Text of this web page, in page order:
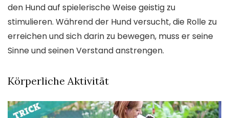
den Hund auf spielerische Weise geistig zu
stimulieren. Während der Hund versucht, die Rolle zu
erreichen und sich darin zu bewegen, muss er seine
Sinne und seinen Verstand anstrengen.
Körperliche Aktivität